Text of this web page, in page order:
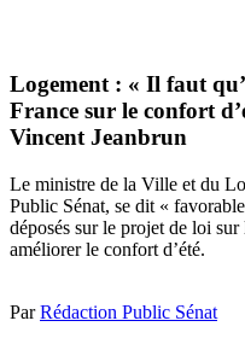
Logement : « Il faut
France sur le confort
Vincent Jeanbrun
Le ministre de la Ville et du
Public Sénat, se dit «
déposés sur le projet de loi
améliorer le confort d’été.
ParRédaction Public Sénat